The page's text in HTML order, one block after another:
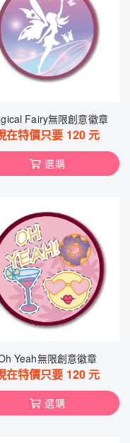
Fairy無限創意徽章
在特價只要 120 元
選購
Yeah無限創意徽章
在特價只要 120 元
選購